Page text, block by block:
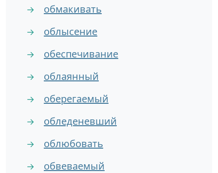
→ обмакивать
→ облысение
→ обеспечивание
→ облаянный
→ оберегаемый
→ обледеневший
→ облюбовать
→ обвеваемый